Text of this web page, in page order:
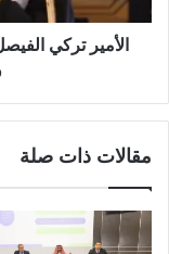
الأمير تركي
مقالات ذات صلة